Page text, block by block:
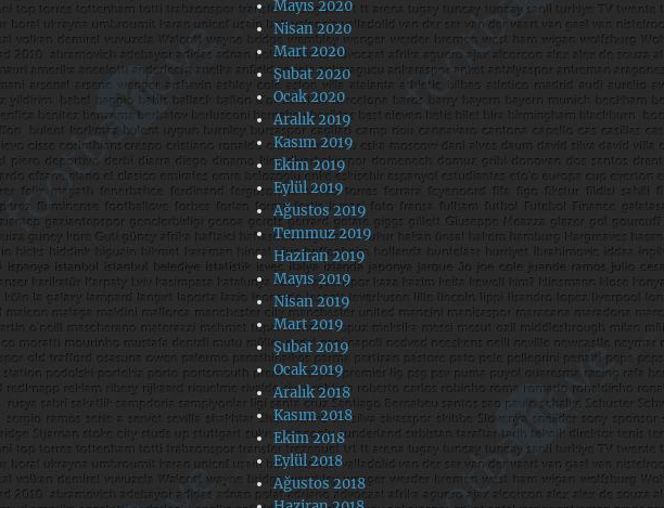
Mayıs 2020
Nisan 2020
Mart 2020
Şubat 2020
Ocak 2020
Aralık 2019
Kasım 2019
Ekim 2019
Eylül 2019
Ağustos 2019
Temmuz 2019
Haziran 2019
Mayıs 2019
Nisan 2019
Mart 2019
Şubat 2019
Ocak 2019
Aralık 2018
Kasım 2018
Ekim 2018
Eylül 2018
Ağustos 2018